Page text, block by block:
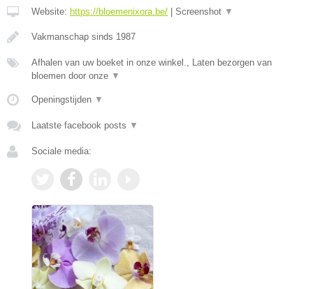
Website: https://bloemenixora.be/ Screenshot ▼
Vakmanschap sinds 1987
Afhalen van uw boeket in onze winkel., Laten bezorgen van
bloemen door onze ▼
Openingstijden ▼
Laatste facebook posts ▼
Sociale media: